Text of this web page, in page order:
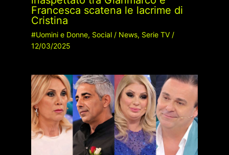
Francesca scatena le lacrime di
Cristina
#Uomini e Donne, Social/ News, Serie TV/
12/03/2025